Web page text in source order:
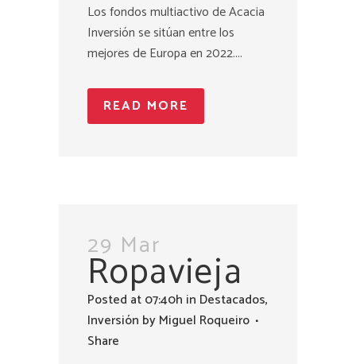
Los fondos multiactivo de Acacia
Inversión se sitúan entre los
mejores de Europa en 2022....
READ MORE
29 Mar
Ropavieja
Posted at 07:40h in Destacados,
Inversión byMiguel Roqueiro
Share